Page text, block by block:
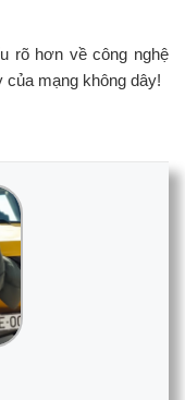
rõ hơn về công nghệ
của mạng không dây!